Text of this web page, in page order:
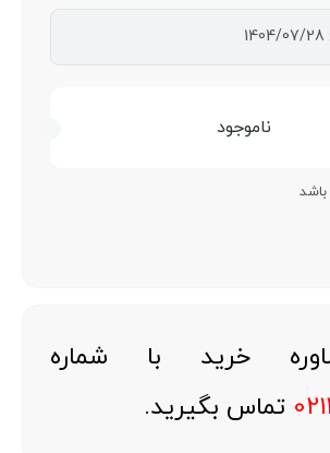
ناموجود
باشد
خرید با شماره
تماس بگیرید.